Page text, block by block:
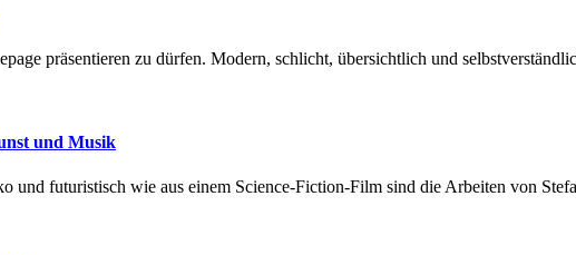
präsentieren zu dürfen. Modern, schlicht, übersichtlich und
und Musik
und futuristisch wie aus einem Science-Fiction-Film sind die Arbeiten von